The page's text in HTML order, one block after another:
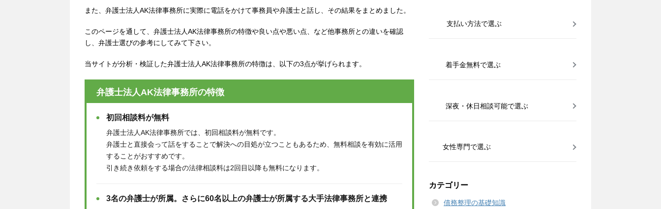
また、弁護士法人AK法律事務所に実際に電話をかけて事務員や弁護士と話し、その結果をまとめました。
このページを通して、弁護士法人AK法律事務所の特徴や良い点や悪い点、など他事務所との違いを確認
し、弁護士選びの参考にしてみて下さい。
当サイトが分析・検証した弁護士法人AK法律事務所の特徴は、以下の3点が挙げられます。
弁護士法人AK法律事務所の特徴
初回相談料が無料
弁護士法人AK法律事務所では、初回相談料が無料です。
弁護士と直接会って話をすることで解決への目処が立つこともあるため、無料相談を有効に活用
することがおすすめです。
引き続き依頼をする場合の法律相談料は2回目以降も無料になります。
3名の弁護士が所属。さらに60名以上の弁護士が所属する大手法律事務所と連携
支払い方法で選ぶ
着手金無料で選ぶ
深夜・休日相談可能で選ぶ
女性専門で選ぶ
カテゴリー
債務整理の基礎知識